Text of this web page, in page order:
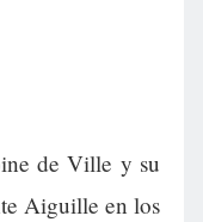
de Ville y su
Aiguille en los